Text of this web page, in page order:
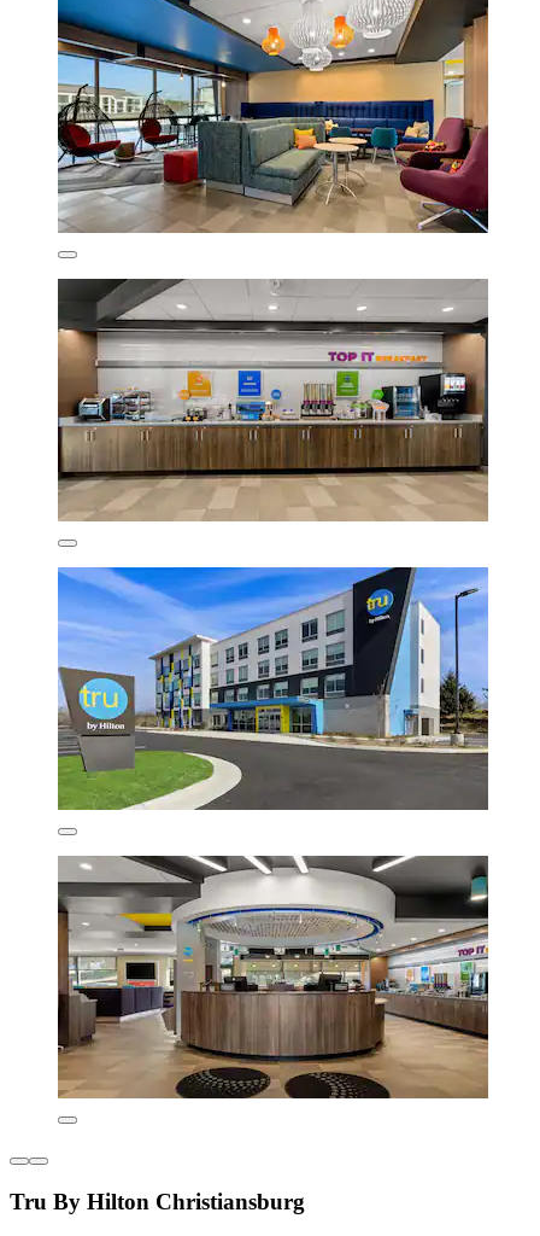
Tru By Hilton Christiansburg